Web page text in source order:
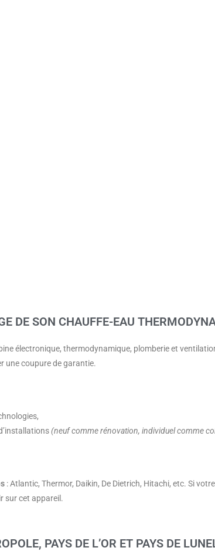
DE SON CHAUFFE-EAU
électronique, thermodynamique, plomberie et
une coupure de garantie.
(neuf comme rénovation, individuel comme
: Atlantic, Thermor, Daikin, De Dietrich, Hitachi, etc. Si
sur cet appareil.
PAYS DE L’OR ET PAYS DE